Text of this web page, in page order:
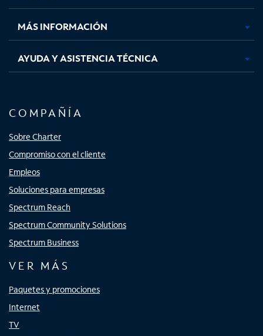
nuevanuevanuevanueva
MÁS INFORMACIÓN
AYUDA Y ASISTENCIA TÉCNICA
COMPAÑÍA
Sobre Charter
Compromiso con el cliente
Empleos
Soluciones para empresas
Spectrum Reach
Spectrum Community Solutions
Spectrum Business
VER MÁS
Paquetes y promociones
Internet
TV